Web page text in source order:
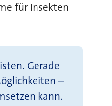
für Insekten
Gerade
–
kann.